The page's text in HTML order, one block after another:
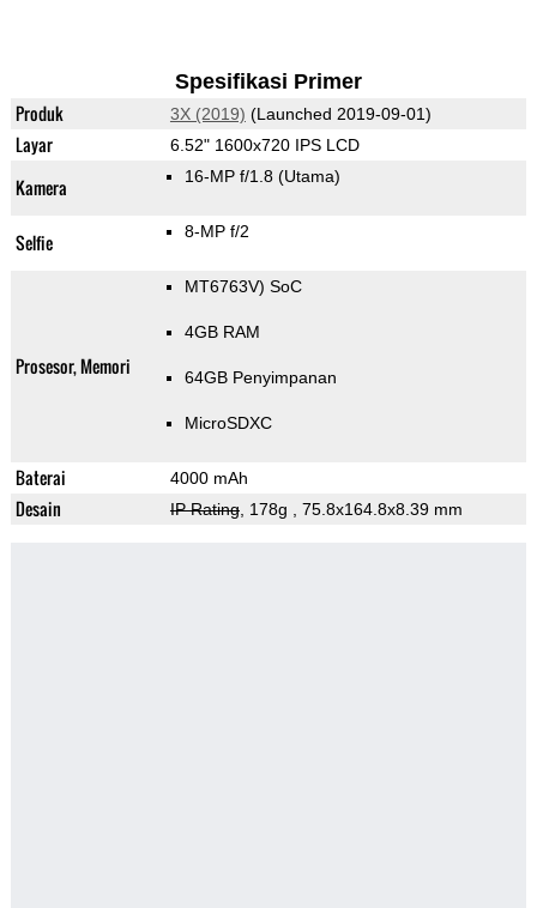
Spesifikasi Primer
Produk 3X (2019) (Launched 2019-09-01)
Layar 6.52" 1600x720 IPS LCD
Kamera 16-MP f/1.8 (Utama)
Selfie 8-MP f/2
Prosesor, Memori
MT6763V) SoC
4GB RAM
64GB Penyimpanan
MicroSDXC
Baterai 4000 mAh
Desain IP Rating, 178g , 75.8x164.8x8.39 mm